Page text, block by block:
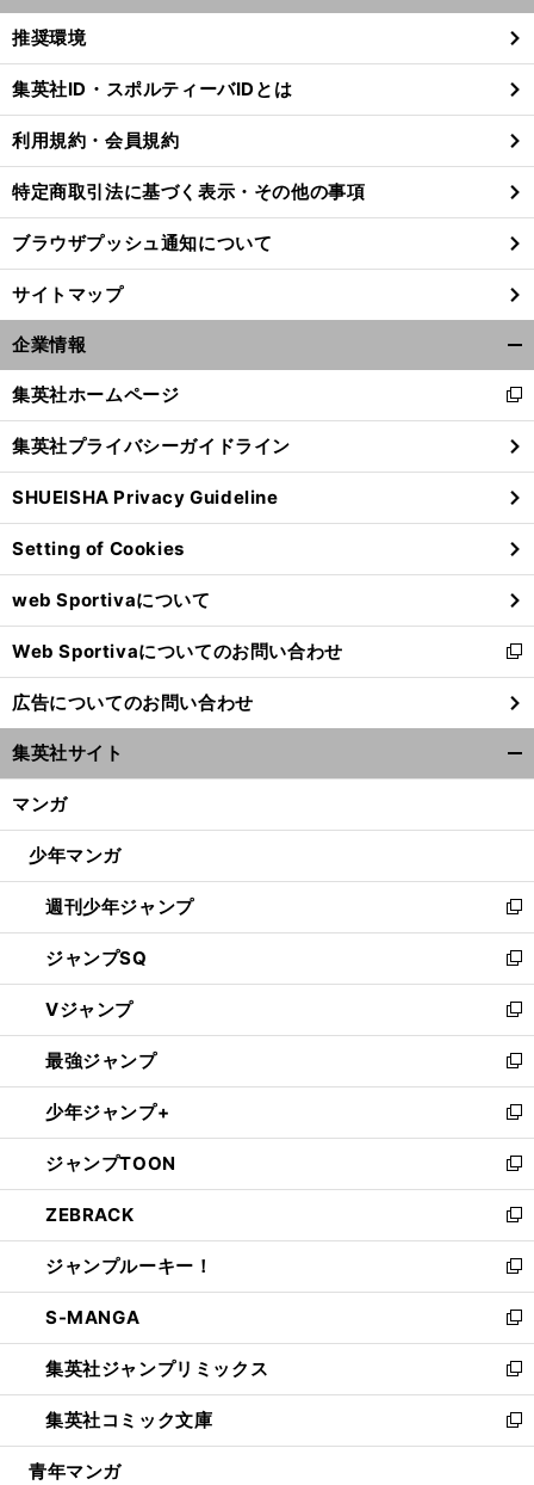
閉
る
推奨環境
集英社ID・スポルティーバIDとは
利用規約・会員規約
特定商取引法に基づく表示・その他の事項
ブラウザプッシュ通知について
サイトマップ
企業情報
閉
る
集英社ホームページ
新
し
い
ウ
ィ
ン
ド
ウ
で
開
く
集英社プライバシーガイドライン
SHUEISHA Privacy Guideline
Setting of Cookies
web Sportivaについて
Web Sportivaについてのお問い合わせ
新
し
い
ウ
ィ
ン
ウ
開
く
広告についてのお問い合わせ
集英社サイト
マンガ
少年マンガ
週刊少年ジャンプ
新
し
い
ウ
ィ
ン
ド
ウ
で
開
く
ジャンプSQ
新
し
い
ウ
ィ
ン
ド
ウ
で
開
く
Vジャンプ
新
し
い
ウ
ィ
ン
ド
ウ
で
開
く
最強ジャンプ
新
し
い
ウ
ィ
ン
ド
ウ
で
開
く
少年ジャンプ+
新
し
い
ウ
ィ
ン
ド
ウ
で
開
く
ジャンプTOON
新
し
い
ウ
ィ
ン
ド
ウ
で
開
く
ZEBRACK
新
し
い
ウ
ィ
ン
ド
ウ
で
開
ジャンプルーキー！
新
し
い
ウ
ィ
ン
ド
ウ
S-MANGA
新
し
い
ウ
ィ
ン
集英社ジャンプリミックス
新
し
い
ウ
集英社コミック文庫
新
し
青年マンガ